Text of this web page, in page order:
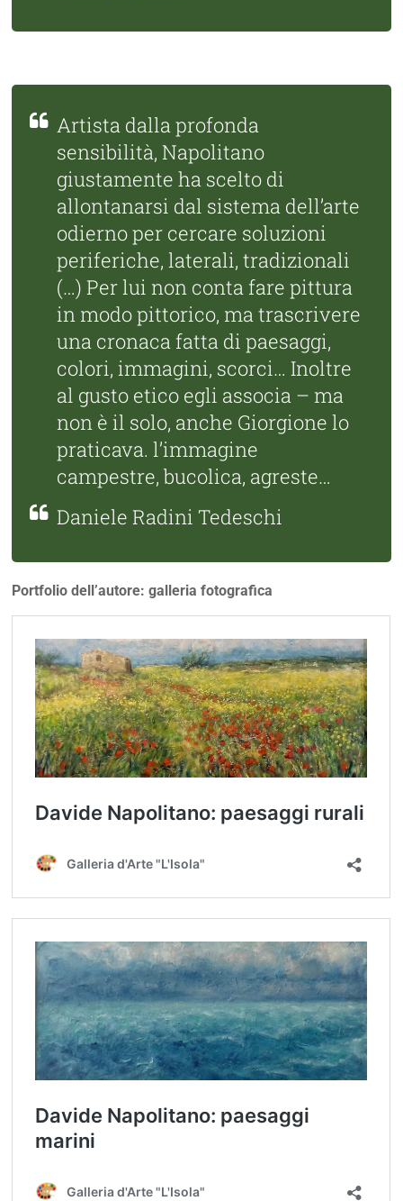
Artista dalla profonda
sensibilità, Napolitano
giustamente ha scelto di
allontanarsi dal sistema dell’arte
odierno per cercare soluzioni
periferiche, laterali, tradizionali
(…) Per lui non conta fare pittura
in modo pittorico, ma trascrivere
una cronaca fatta di paesaggi,
colori, immagini, scorci… Inoltre
al gusto etico egli associa – ma
non è il solo, anche Giorgione lo
praticava. l’immagine
campestre, bucolica, agreste…
Daniele Radini Tedeschi
Portfolio dell’autore: galleria fotografica